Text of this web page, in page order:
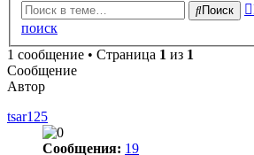
Поиск
поиск
1 сообщение • Страница 1 из 1
Сообщение
Автор
tsar125
Сообщения: 19